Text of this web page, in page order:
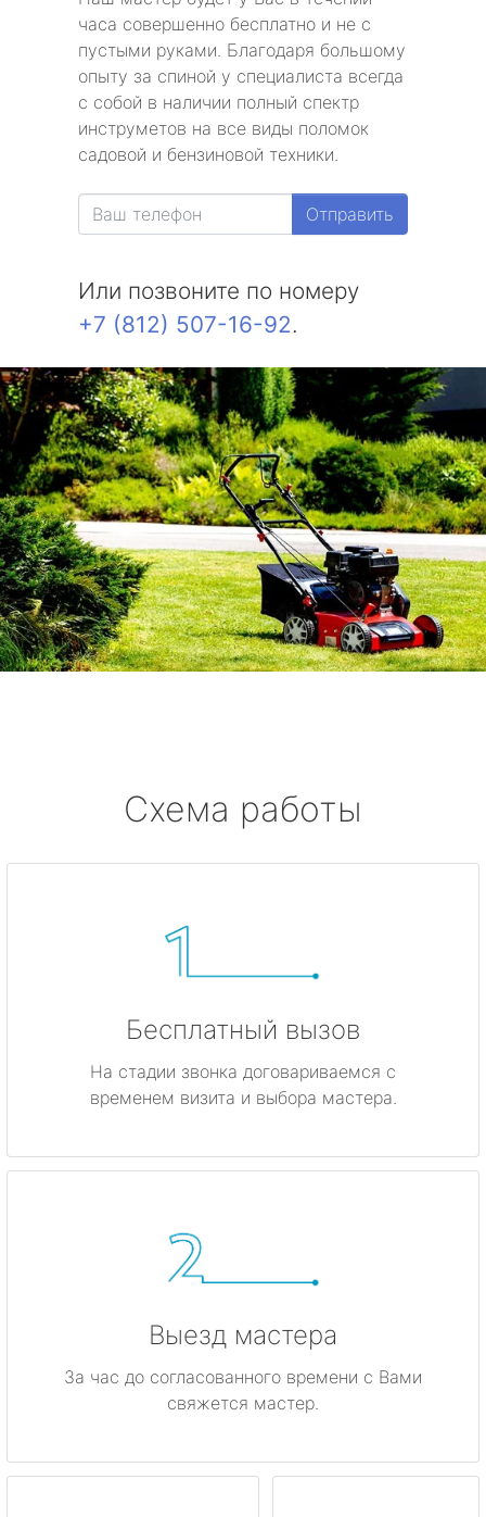
часа совершенно бесплатно и не с
пустыми руками. Благодаря большому
опыту за спиной у специалиста всегда
с собой в наличии полный спектр
инструметов на все виды поломок
садовой и бензиновой техники.
Отправить
Или позвоните по номеру
+7 (812) 507-16-92.
Схема работы
Бесплатный вызов
На стадии звонка договариваемся с
временем визита и выбора мастера.
Выезд мастера
За час до согласованного времени с Вами
свяжется мастер.